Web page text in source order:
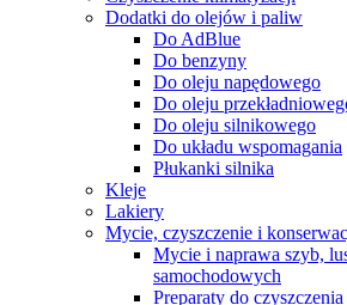
Dodatki do olejów i paliw
Do AdBlue
Do benzyny
Do oleju napędowego
Do oleju
Do oleju silnikowego
Do układu wspomagania
Płukanki silnika
Kleje
Lakiery
Mycie, czyszczenie i
Mycie i naprawa szyb,
samochodowych
Preparaty do